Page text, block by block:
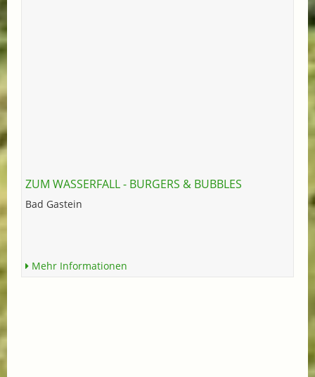
ZUM WASSERFALL - BURGERS & BUBBLES
Bad Gastein
Mehr Informationen